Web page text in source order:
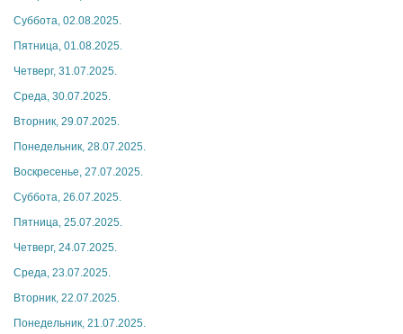
Суббота, 02.08.2025.
Пятница, 01.08.2025.
Четверг, 31.07.2025.
Среда, 30.07.2025.
Вторник, 29.07.2025.
Понедельник, 28.07.2025.
Воскресенье, 27.07.2025.
Суббота, 26.07.2025.
Пятница, 25.07.2025.
Четверг, 24.07.2025.
Среда, 23.07.2025.
Вторник, 22.07.2025.
Понедельник, 21.07.2025.